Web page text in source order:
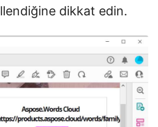
dikkat edin.